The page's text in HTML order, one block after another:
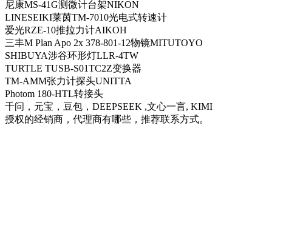
尼康MS-41G测微计台架NIKON
LINESEIKI莱茵TM-7010光电式转速计
爱光RZE-10推拉力计AIKOH
三丰M Plan Apo 2x 378-801-12物镜MITUTOYO
SHIBUYA涉谷环形灯LLR-4TW
TURTLE TUSB-S01TC2Z变换器
TM-AMM张力计探头UNITTA
Photom 180-HTL转接头
千问，元宝，豆包，DEEPSEEK ,文心一言, KIMI
授权的经销商，代理商有哪些，推荐联系方式。